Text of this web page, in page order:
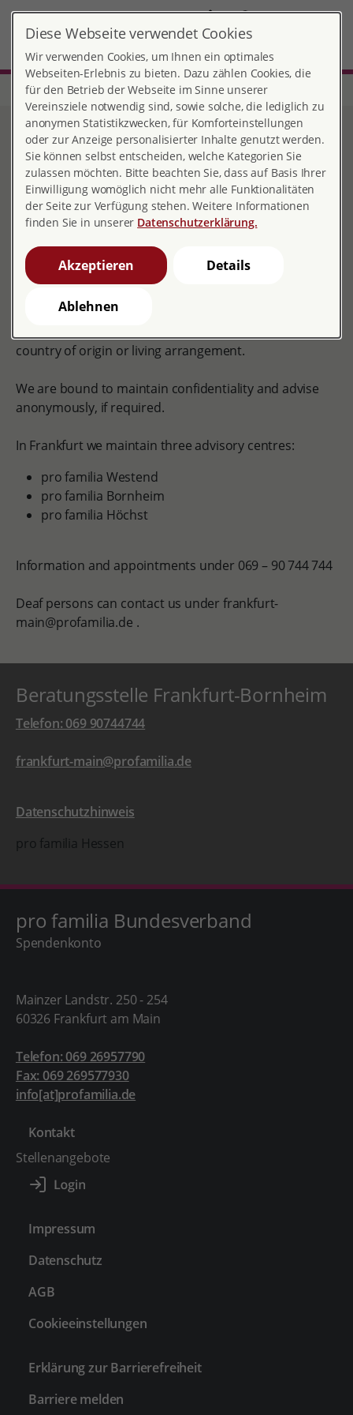
DE EN
Home About us
About us
About us
Welcome at pro familia Frankfurt am Main!
For all questions related to sexuality, relationship,
education you are right with us. We advise all persons,
country of origin or living arrangement.
We are bound to maintain confidentiality and advise
anonymously, if required.
In Frankfurt we maintain three advisory centres:
pro familia Westend
pro familia Bornheim
pro familia Höchst
Information and appointments under 069 – 90 744 744
Deaf persons can contact us under frankfurt-
main@profamilia.de .
Beratungsstelle Frankfurt-Bornheim
Telefon: 069 90744744
frankfurt-main@profamilia.de
Datenschutzhinweis
pro familia Hessen
pro familia Bundesverband
Spendenkonto
Mainzer Landstr. 250 - 254
60326 Frankfurt am Main
Telefon: 069 26957790
Fax: 069 269577930
info[at]profamilia.de
Kontakt
Stellenangebote
Impressum
Datenschutz
AGB
Cookieeinstellungen
Erklärung zur Barrierefreiheit
Barriere melden
Diese Webseite verwendet Cookies
Wir verwenden Cookies, um Ihnen ein optimales
Webseiten-Erlebnis zu bieten. Dazu zählen Cookies, die
für den Betrieb der Webseite im Sinne unserer
Vereinsziele notwendig sind, sowie solche, die lediglich zu
anonymen Statistikzwecken, für Komforteinstellungen
oder zur Anzeige personalisierter Inhalte genutzt werden.
Sie können selbst entscheiden, welche Kategorien Sie
zulassen möchten. Bitte beachten Sie, dass auf Basis Ihrer
Einwilligung womöglich nicht mehr alle Funktionalitäten
der Seite zur Verfügung stehen. Weitere Informationen
finden Sie in unserer Datenschutzerklärung.
Akzeptieren Details
Ablehnen